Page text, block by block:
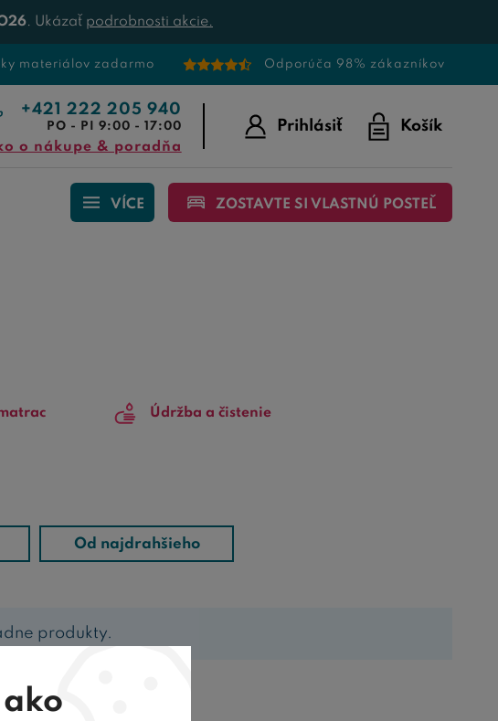
. Ukázať podrobnosti akcie.
materiálov zadarmo Odporúča 98% zákazníkov
+421 222 205 940
PO - PI 9:00 - 17:00
o nákupe & poradňa
Prihlásiť Košík
VÍCE ZOSTAVTE SI VLASTNÚ POSTEĽ
Údržba a čistenie
Od najdrahšieho
produkty.